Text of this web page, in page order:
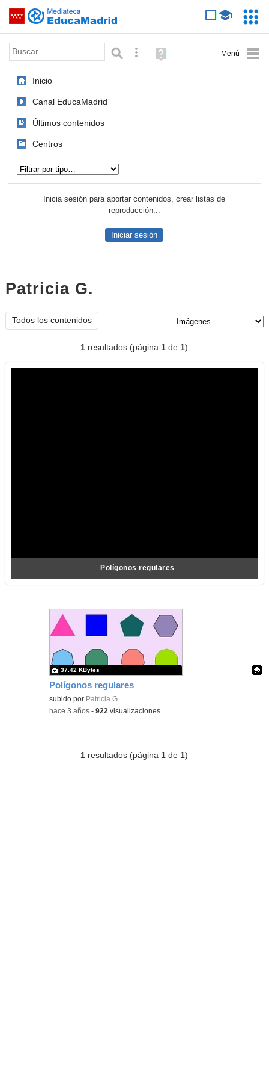
Saltar navegación
Palabra o frase: Búsqueda avanzada
Ayuda
(en
Inicio
Canal EducaMadrid
Últimos contenidos
Centros
Inicia sesión para aportar contenidos, crear listas de
reproducción...
Iniciar sesión
Patricia G.
Todos los contenidos
1 resultados (página1 de1)
Polígonos regulares
Polígonos regulares
Contenido educativo.
subido por Patricia G.
37.42 KBytes
-hace 3 años -922 visualizaciones
1 resultados (página 1 de 1)